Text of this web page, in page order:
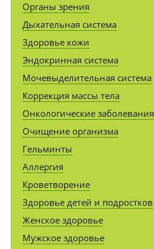
Органы зрения
Дыхательная система
Здоровье кожи
Эндокринная система
Мочевыделительная система
Коррекция массы тела
Онкологические заболевания
Очищение организма
Гельминты
Аллергия
Кроветворение
Здоровье детей и подростков
Женское здоровье
Мужское здоровье